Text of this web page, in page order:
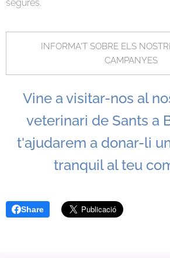
segures.
INFORMA'T SOBRE ELS
CAMPANYES
Vine a visitar-nos al
veterinari de Sants a
t'ajudarem a donar-li
tranquil al teu
Share